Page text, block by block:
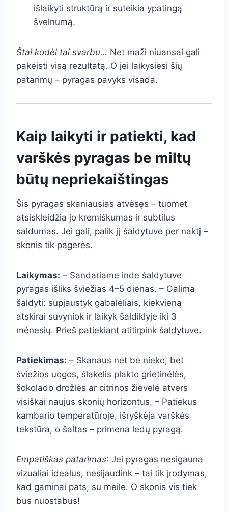
išlaikyti struktūrą ir suteikia ypatingą
švelnumą.
Štai kodėl tai svarbu… Net maži niuansai gali
pakeisti visą rezultatą. O jei laikysiesi šių
patarimų – pyragas pavyks visada.
Kaip laikyti ir patiekti, kad
varškės pyragas be miltų
būtų nepriekaištingas
Šis pyragas skaniausias atvėsęs – tuomet
atsiskleidžia jo kremiškumas ir subtilus
saldumas. Jei gali, palik jį šaldytuve per naktį –
skonis tik pagerės.
Laikymas: – Sandariame inde šaldytuve
pyragas išliks šviežias 4–5 dienas. – Galima
šaldyti: supjaustyk gabalėliais, kiekvieną
atskirai suvyniok ir laikyk šaldiklyje iki 3
mėnesių. Prieš patiekiant atitirpink šaldytuve.
Patiekimas: – Skanaus net be nieko, bet
šviežios uogos, šlakelis plakto grietinėlės,
šokolado drožlės ar citrinos žievelė atvers
visiškai naujus skonių horizontus. – Patiekus
kambario temperatūroje, išryškėja varškės
tekstūra, o šaltas – primena ledų pyragą.
Empatiškas patarimas: Jei pyragas nesigauna
vizualiai idealus, nesijaudink – tai tik įrodymas,
kad gaminai pats, su meile. O skonis vis tiek
bus nuostabus!